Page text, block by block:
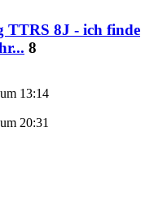
TTRS 8J - ich finde
8
13:14
20:31